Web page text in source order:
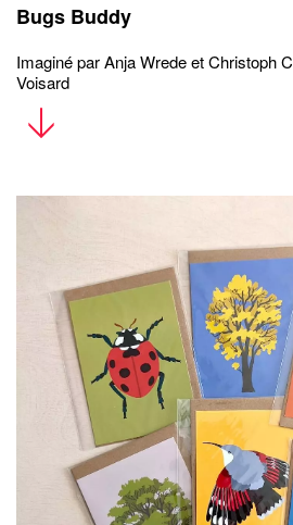
Bugs Buddy
Imaginé par Anja Wrede et Christoph
Voisard
Protégez bourdons, papillons et autres
Une fois près du but, redoublez de
Plus d'informations ici
A propos de Lisa Voisard
Lisa Voisard est une graphiste et
illustrations sont fraîches, graphiques
de la nature, elle aime s’inspirer des
sont le sujet de ses autres livres
Helvetiq,Ornithorama ,Arborama,
.